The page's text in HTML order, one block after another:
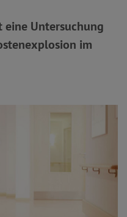
eine Untersuchung
im